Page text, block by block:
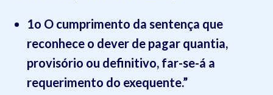
1o O cumprimento da sentença que
reconhece o dever de pagar quantia,
provisório ou definitivo, far-se-á a
requerimento do exequente.”